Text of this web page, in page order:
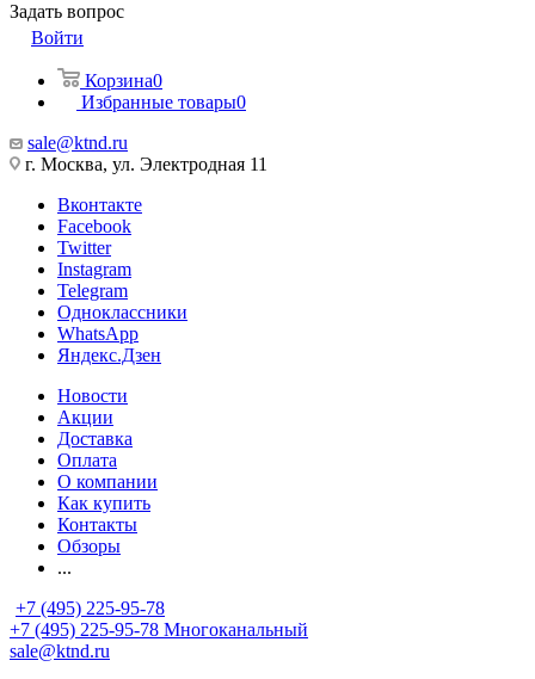
Задать вопрос
Войти
Корзина0
Избранные товары0
sale@ktnd.ru
г. Москва, ул. Электродная 11
Вконтакте
Facebook
Twitter
Instagram
Telegram
Одноклассники
WhatsApp
Яндекс.Дзен
Новости
Акции
Доставка
Оплата
О компании
Как купить
Контакты
Обзоры
...
+7 (495) 225-95-78
+7 (495) 225-95-78 Многоканальный
sale@ktnd.ru